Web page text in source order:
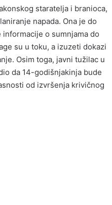
staratelja i branioca,
napada. Ona je do
informacije o sumnjama do
su u toku, a izuzeti dokazi
Osim toga, javni tužilac u
da 14-godišnjakinja bude
od izvršenja krivičnog